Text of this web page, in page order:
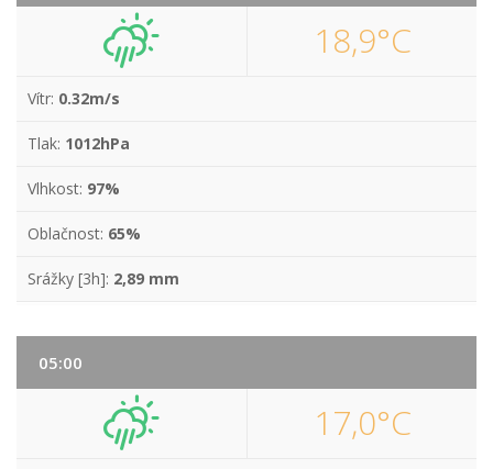
18,9°C
Vítr: 0.32m/s
Tlak: 1012hPa
Vlhkost: 97%
Oblačnost: 65%
Srážky [3h]: 2,89 mm
05:00
17,0°C